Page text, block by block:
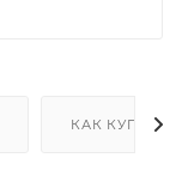
КАК КУПИТЬ